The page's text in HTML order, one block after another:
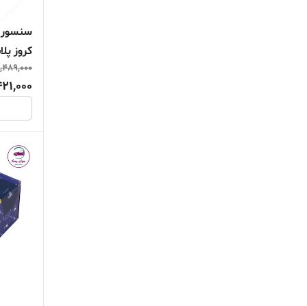
کروز